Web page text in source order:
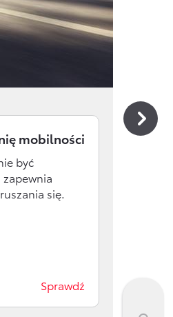
mobilności
być
się.
Sprawdź